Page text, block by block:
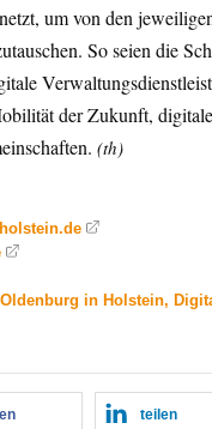
um von den
So seien die
der Zukunft,
(th)
Oldenburg in Holstein,
teilen